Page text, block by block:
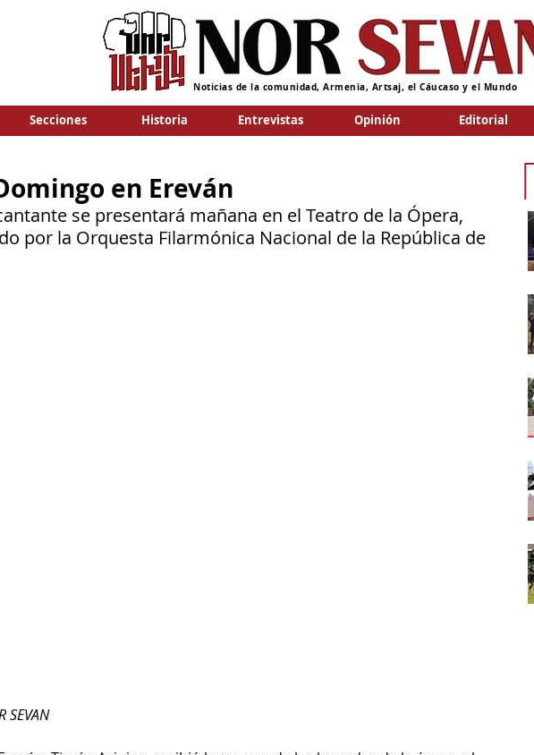
Noticias de la comunidad, Armenia, Artsaj, el Cáucaso y el Mundo
Secciones Historia Entrevistas Opinión Editorial
en Ereván
se presentará mañana en el Teatro de la Ópera,
por la Orquesta Filarmónica Nacional de la República de
SEVAN